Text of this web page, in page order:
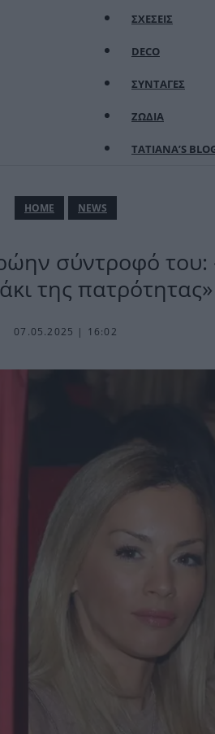
ΣΧΕΣΕΙΣ
DECO
ΣΥΝΤΑΓΕΣ
ΖΩΔΙΑ
TATIANA’S
ΗΟΜΕ NEWS
σύντροφό του:
της πατρότητας»
07.05.2025 | 16:02